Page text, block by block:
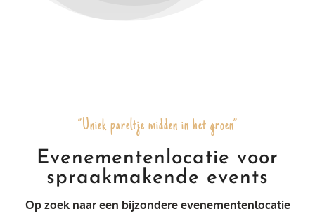
“Uniek pareltje midden in het groen”
Evenementenlocatie voor
spraakmakende events
Op zoek naar een bijzondere evenementenlocatie